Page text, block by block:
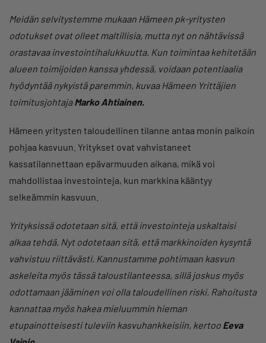
Meidän selvitystemme mukaan Hämeen pk-yritysten
odotukset ovat olleet maltillisia, mutta nyt on nähtävissä
orastavaa investointihalukkuutta. Kun toimintaa kehitetään
alueen toimijoiden kanssa yhdessä, voidaan potentiaalia
hyödyntää nykyistä paremmin, kuvaa Hämeen Yrittäjien
toimitusjohtajaMarko Ahtiainen.
Hämeen yritysten taloudellinen tilanne antaa monin paikoin
pohjaa kasvuun. Yritykset ovat vahvistaneet
kassatilannettaan epävarmuuden aikana, mikä voi
mahdollistaa investointeja, kun markkina kääntyy
selkeämmin kasvuun.
Yrityksissä odotetaan sitä, että investointeja uskaltaisi
alkaa tehdä. Nyt odotetaan sitä, että markkinoiden kysyntä
vahvistuu riittävästi. Kannustamme pohtimaan kasvun
askeleita myös tässä taloustilanteessa, sillä joskus myös
odottamaan jääminen voi olla taloudellinen riski. Rahoitusta
kannattaa myös hakea mieluummin hieman
etupainotteisesti tuleviin kasvuhankkeisiin, kertoo Eeva